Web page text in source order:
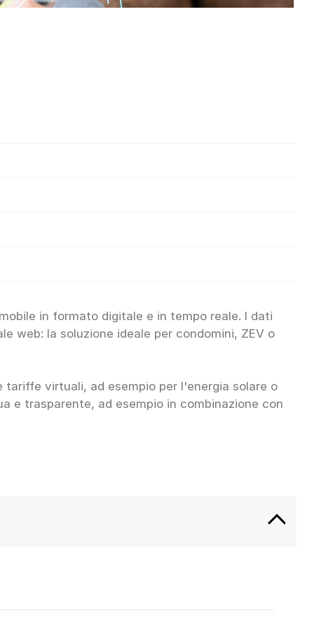
in formato digitale e in tempo reale. I dati
web: la soluzione ideale per condomini, ZEV o
virtuali, ad esempio per l'energia solare o
e trasparente, ad esempio in combinazione con